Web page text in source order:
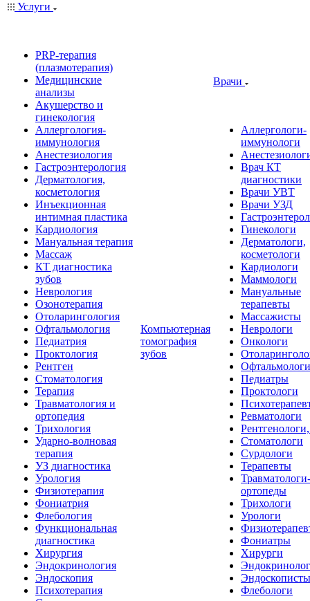
Услуги
PRP-терапия
(плазмотерапия)
Медицинские
анализы
Акушерство и
гинекология
Аллергология-
иммунология
Анестезиология
Гастроэнтерология
Дерматология,
косметология
Инъекционная
интимная пластика
Кардиология
Мануальная терапия
Массаж
КТ диагностика
зубов
Неврология
Озонотерапия
Отоларингология
Офтальмология
Педиатрия
Проктология
Рентген
Стоматология
Терапия
Травматология и
ортопедия
Трихология
Ударно-волновая
терапия
УЗ диагностика
Урология
Физиотерапия
Фониатрия
Флебология
Функциональная
диагностика
Хирургия
Эндокринология
Эндоскопия
Психотерапия
Компьютерная
томография
зубов
Врачи
Аллергологи-
иммунологи
Врач КТ
диагностики
Врачи УВТ
Врачи УЗД
Гинекологи
Дерматологи,
косметологи
Кардиологи
Маммологи
Мануальные
терапевты
Массажисты
Неврологи
Онкологи
Офтальмологи
Педиатры
Проктологи
Ревматологи
Стоматологи
Сурдологи
Терапевты
Травматологи-
ортопеды
Трихологи
Урологи
Фониатры
Хирурги
Эндоскописты
Флебологи